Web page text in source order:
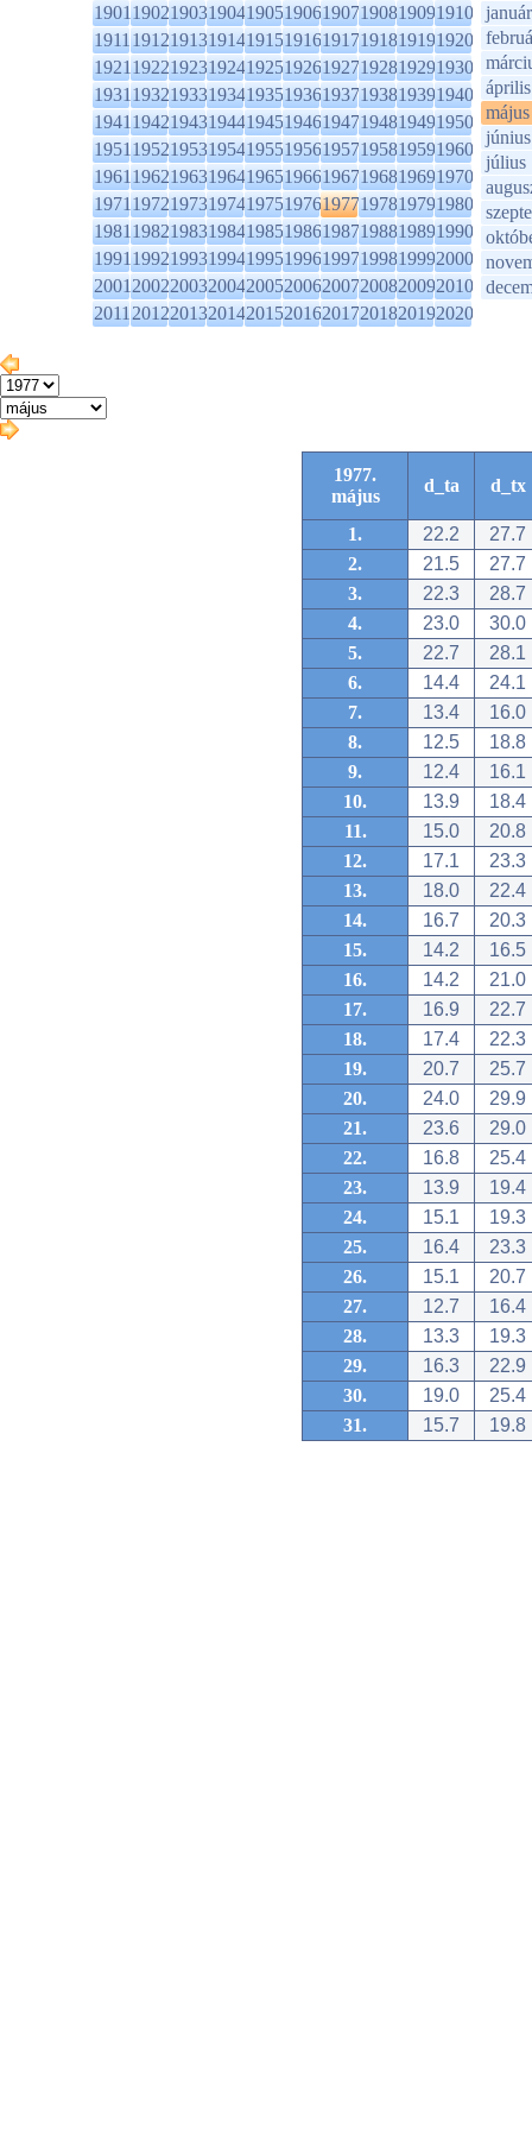
1901190219031904190519061907190819091910
1911191219131914191519161917191819191920
1921192219231924192519261927192819291930
1931193219331934193519361937193819391940
1941194219431944194519461947194819491950
1951195219531954195519561957195819591960
1961196219631964196519661967196819691970
1971197219731974197519761977197819791980
1981198219831984198519861987198819891990
1991199219931994199519961997199819992000
2001200220032004200520062007200820092010
2011201220132014201520162017201820192020
január
április
május
június
július
1977.
május
d_ta d_tx
1. 22.2
27.7
2.
21.5
27.7
3.
22.3
28.7
4.
23.0
30.0
5.
22.7
28.1
6.
14.4
24.1
7.
13.4
16.0
8.
12.5
18.8
9.
12.4
16.1
10.
13.9
18.4
11.
15.0
20.8
12.
17.1
23.3
13.
18.0
22.4
14.
16.7
20.3
15.
14.2
16.5
16.
14.2
21.0
17.
16.9
22.7
18.
17.4
22.3
19.
20.7
25.7
20.
24.0
29.9
21.
23.6
29.0
22.
16.8
25.4
23.
13.9
19.4
24.
15.1
19.3
25.
16.4
23.3
26.
15.1
20.7
27.
12.7
16.4
28.
13.3
19.3
29.
16.3
22.9
30.
19.0
25.4
31.
15.7 19.8